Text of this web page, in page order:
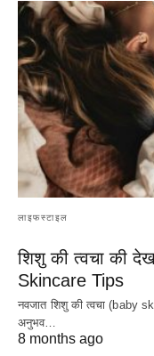
लाइफस्टाइल
शिशु की त्वचा की
Skincare Tips
नवजात शिशु की त्वचा (baby
अनुभव…
8 months ago